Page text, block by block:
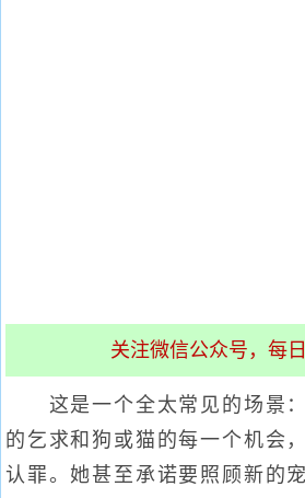
关注微信公众号，每
这是一个全太常见的场景：
的乞求和狗或猫的每一个机会
认罪。她甚至承诺要照顾新的